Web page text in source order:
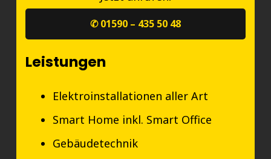
✆ 01590 – 435 50 48
Leistungen
Elektroinstallationen aller Art
Smart Home inkl. Smart Office
Gebäudetechnik